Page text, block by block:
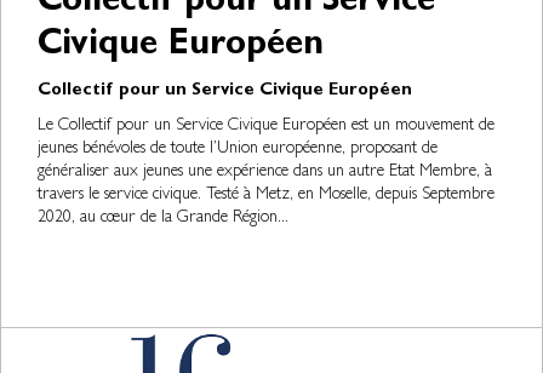
Civique Européen
Collectif pour un Service Civique Européen
Le Collectif pour un Service Civique Européen est un mouvement de
jeunes bénévoles de toute l’Union européenne, proposant de
généraliser aux jeunes une expérience dans un autre Etat Membre, à
travers le service civique. Testé à Metz, en Moselle, depuis Septembre
2020, au cœur de la Grande Région...